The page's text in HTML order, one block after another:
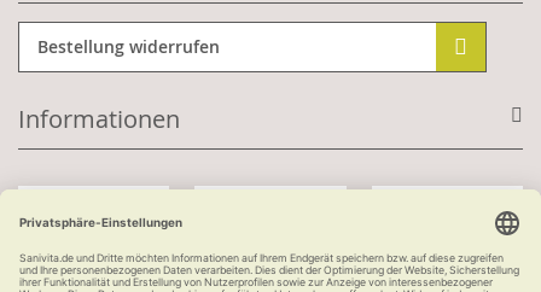
Bestellung widerrufen
Informationen